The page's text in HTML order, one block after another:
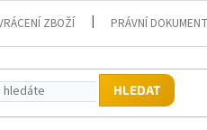
ZBOŽÍ PRÁVNÍ
HLEDAT